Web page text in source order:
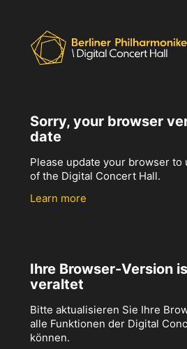
Sorry, your browser
date
Please update your browser to
of the Digital Concert Hall.
Learn more
Ihre Browser-Version
veraltet
Bitte aktualisieren Sie Ihre
alle Funktionen der Digital
können.